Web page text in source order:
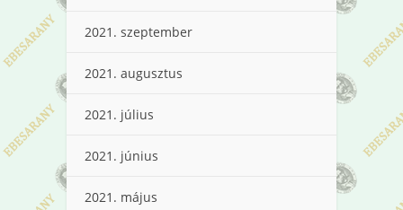
2021. szeptember
2021. augusztus
2021. július
2021. június
2021. május